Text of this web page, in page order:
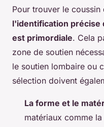
Pour trouver le
l'identification précise
est primordiale. Cela
zone de soutien
le soutien lombaire ou
sélection doivent
La forme et le
matériaux comme